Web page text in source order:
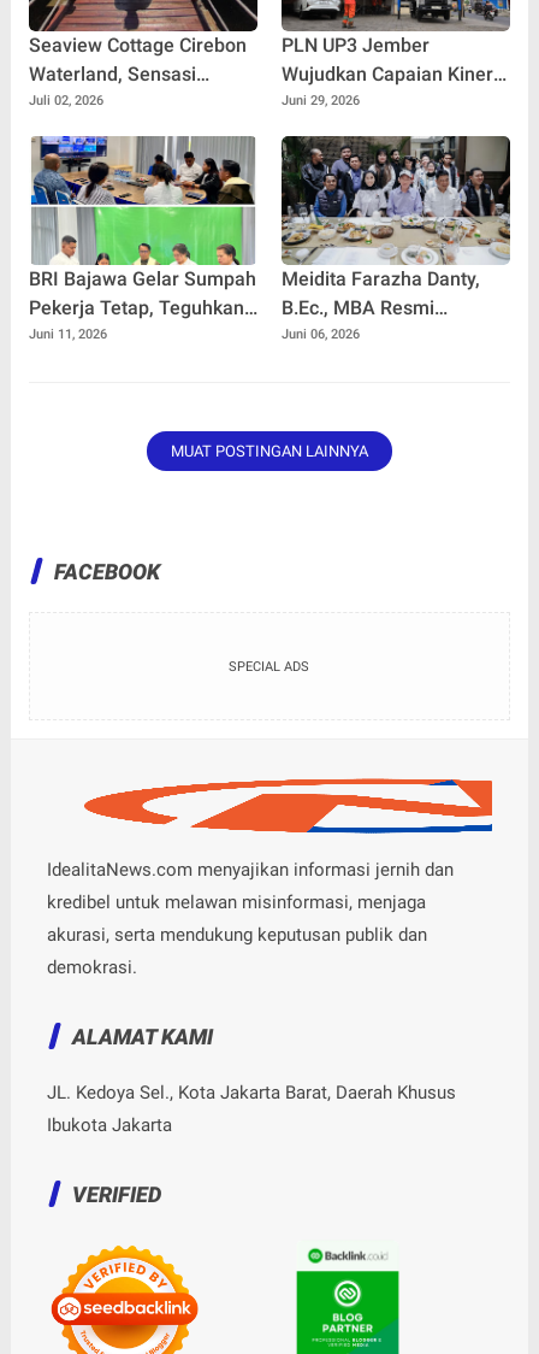
Seaview Cottage Cirebon
Waterland, Sensasi
Menginap di Atas Laut
dengan Panorama Pantai
Cirebon
Juli 02, 2026
PLN UP3 Jember
Wujudkan Capaian Kinerja
PLN melalui Pemasangan
CLD
Juni 29, 2026
BRI Bajawa Gelar Sumpah
Pekerja Tetap, Teguhkan
Budaya Kerja
Juni 11, 2026
Meidita Farazha Danty,
B.Ec., MBA Resmi
Menjabat Posisi Wakil
Juni 06, 2026
MUAT POSTINGAN LAINNYA
FACEBOOK
SPECIAL ADS
IdealitaNews.com menyajikan informasi jernih dan
kredibel untuk melawan misinformasi, menjaga
akurasi, serta mendukung keputusan publik dan
demokrasi.
ALAMAT KAMI
JL. Kedoya Sel., Kota Jakarta Barat, Daerah Khusus
Ibukota Jakarta
VERIFIED